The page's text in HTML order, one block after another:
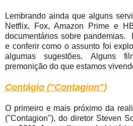
Lembrando ainda que alguns
Netflix, Fox, Amazon Prime e
documentários sobre pandemias.
e conferir como o assunto foi
algumas sugestões. Alguns
premonição do que estamos
Contágio ("Contagion")
O primeiro e mais próximo da
("Contagion"), do diretor Steven